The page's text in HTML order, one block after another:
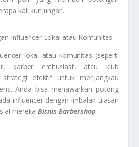
kali kunjungan.
Influencer Lokal atau Komunitas
lokal atau komunitas (seperti
barber enthusiast, atau klub
strategi efektif untuk menjangkau
Anda bisa menawarkan potong
influencer dengan imbalan ulasan
mereka Bisnis Barbershop.